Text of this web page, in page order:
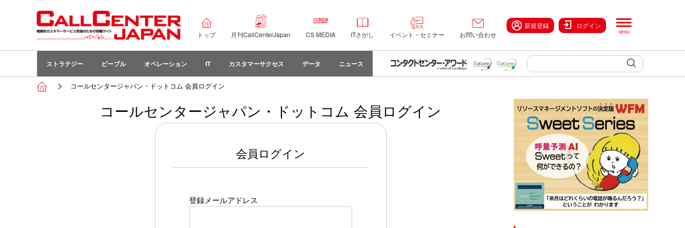
トップ 月刊CallCenterJapan CS MEDIA ITさがし イベント・セミナー お問い合わせ
新規登録 ログイン
ストラテジー ピープル オペレーション IT カスタマーサクセス データ ニュース
コールセンタージャパン・ドットコム 会員ログイン
コールセンタージャパン・ドットコム 会員ログイン
会員ログイン
登録メールアドレス